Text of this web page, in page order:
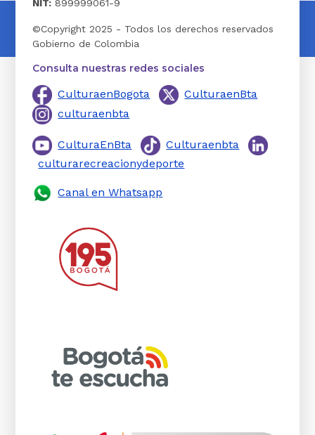
NIT: 899999061-9
©Copyright 2025 - Todos los derechos reservados
Gobierno de Colombia
Consulta nuestras redes sociales
CulturaenBogota
CulturaenBta
culturaenbta
CulturaEnBta
Culturaenbta
culturarecreacionydeporte
Canal en Whatsapp